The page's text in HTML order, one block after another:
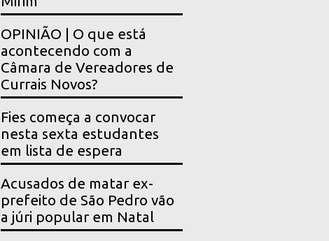
OPINIÃO | O que está
acontecendo com a
Câmara de Vereadores de
Currais Novos?
Fies começa a convocar
nesta sexta estudantes
em lista de espera
Acusados de matar ex-
prefeito de São Pedro vão
a júri popular em Natal